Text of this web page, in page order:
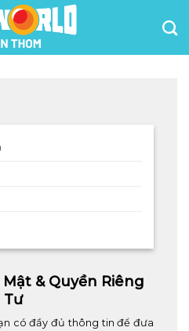
& Quyền Riêng
Tư
có đầy đủ thông tin để đưa